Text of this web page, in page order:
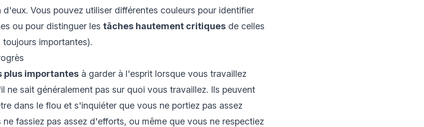
d'eux. Vous pouvez utiliser différentes couleurs pour identifier
ou pour distinguer les tâches hautement critiques de celles
importantes).
plus importantes à garder à l'esprit lorsque vous travaillez
ne sait généralement pas sur quoi vous travaillez. Ils peuvent
dans le flou et s'inquiéter que vous ne portiez pas assez
fassiez pas assez d'efforts, ou même que vous ne respectiez